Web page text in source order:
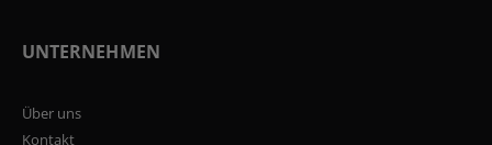
UNTERNEHMEN
Über uns
Kontakt